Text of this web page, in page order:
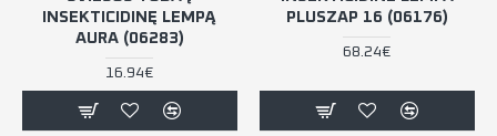
INSEKTICIDINĘ LEMPĄ
AURA (06283)
16.94€
PLUSZAP 16 (06176)
68.24€